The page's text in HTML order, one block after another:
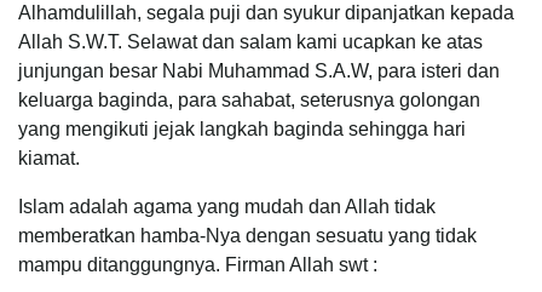
Alhamdulillah, segala puji dan syukur dipanjatkan kepada
Allah S.W.T. Selawat dan salam kami ucapkan ke atas
junjungan besar Nabi Muhammad S.A.W, para isteri dan
keluarga baginda, para sahabat, seterusnya golongan
yang mengikuti jejak langkah baginda sehingga hari
kiamat.
Islam adalah agama yang mudah dan Allah tidak
memberatkan hamba-Nya dengan sesuatu yang tidak
mampu ditanggungnya. Firman Allah swt :